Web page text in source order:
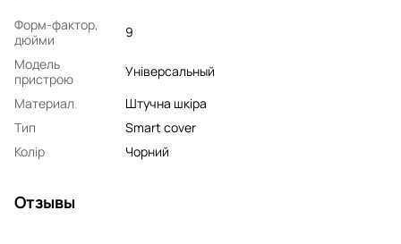
Форм-фактор,
дюйми
9
Модель
пристрою
Універсальный
Материал
Штучна шкіра
Тип
Smart cover
Колір
Чорний
Отзывы